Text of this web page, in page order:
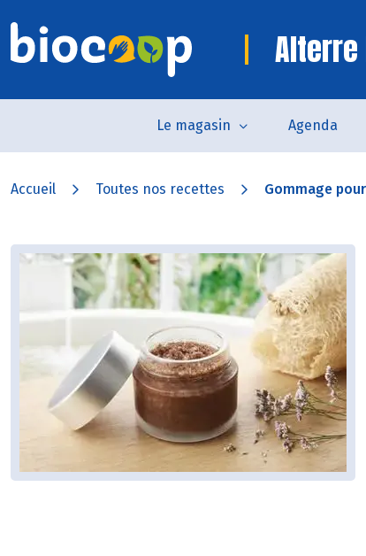
Alterre
Le magasin Agenda
Accueil Toutes nos recettes Gommage